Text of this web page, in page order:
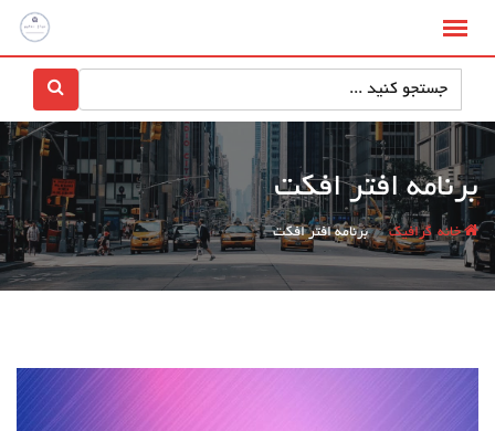
برنامه افتر افکت
خانه / گرافیک /برنامه افتر افکت